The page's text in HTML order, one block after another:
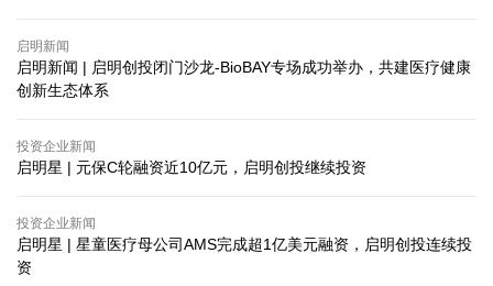
启明新闻
启明新闻 | ​启明创投闭门沙龙-BioBAY专场成功举办，共建医疗健康
创新生态体系
投资企业新闻
启明星 | ​元保C轮融资近10亿元，启明创投继续投资
投资企业新闻
启明星 | ​星童医疗母公司AMS完成超1亿美元融资，启明创投连续投
资